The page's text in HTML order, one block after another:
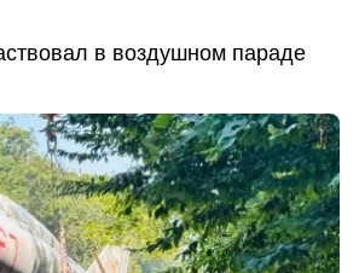
в воздушном параде